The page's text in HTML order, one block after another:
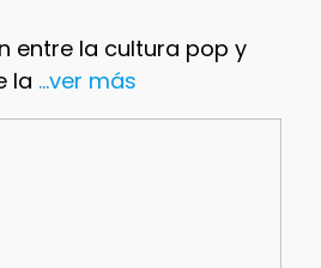
entre la cultura pop y
la ...ver más